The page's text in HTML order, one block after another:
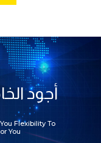
Flexibility To
You
أجود